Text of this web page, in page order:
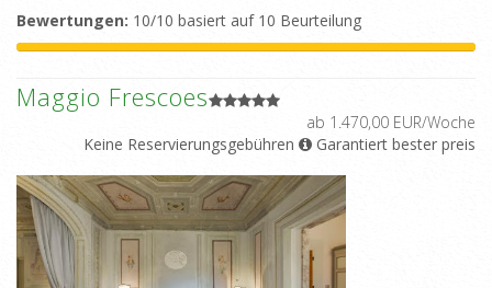
Bewertungen: 10/10 basiert auf 10 Beurteilung
Maggio Frescoes
ab 1.470,00 EUR/Woche
Keine Reservierungsgebühren
Garantiert bester preis